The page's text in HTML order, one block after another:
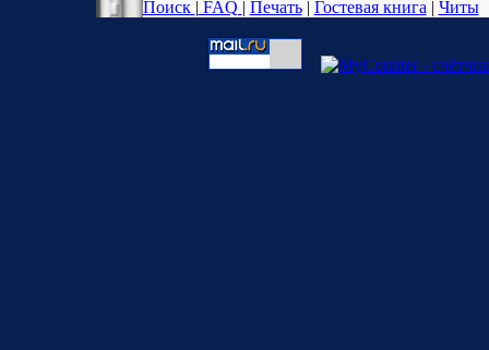
Поиск | FAQ | Печать| Гостевая книга | Читы